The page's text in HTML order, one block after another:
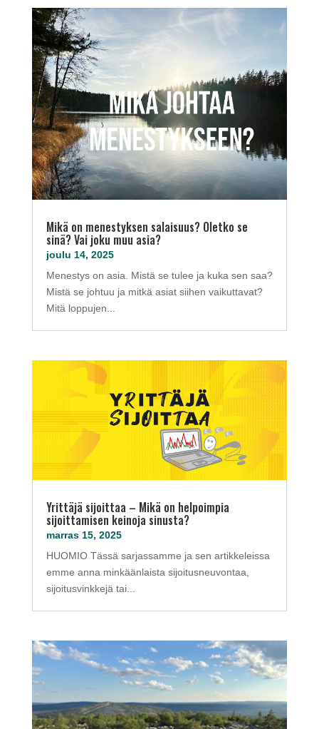
Mikä on menestyksen salaisuus? Oletko se
sinä? Vai joku muu asia?
joulu 14, 2025
Menestys on asia. Mistä se tulee ja kuka sen saa?
Mistä se johtuu ja mitkä asiat siihen vaikuttavat?
Mitä loppujen...
Yrittäjä sijoittaa – Mikä on helpoimpia
sijoittamisen keinoja sinusta?
marras 15, 2025
HUOMIO Tässä sarjassamme ja sen artikkeleissa
emme anna minkäänlaista sijoitusneuvontaa,
sijoitusvinkkejä tai...